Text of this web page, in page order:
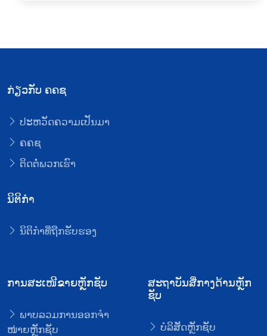
ກ່ຽວກັບ ຄຄຊ
ປະຫວັດຄວາມເປັນມາ
ຄຄຊ
ຕິດຕໍ່ພວກເຮົາ
ນິຕິກໍາ
ນິຕິກໍາທີ່ຖືກຮັບຮອງ
ການສະເໜີຂາຍຫຼັກຊັບ
ພາບລວມການອອກຈໍາ
ໜ່າຍຫຼັກຊັບ
ສະຖາບັນສື່ກາງດ້ານຫຼັກ
ຊັບ
ບໍລິສັດຫຼັກຊັບ